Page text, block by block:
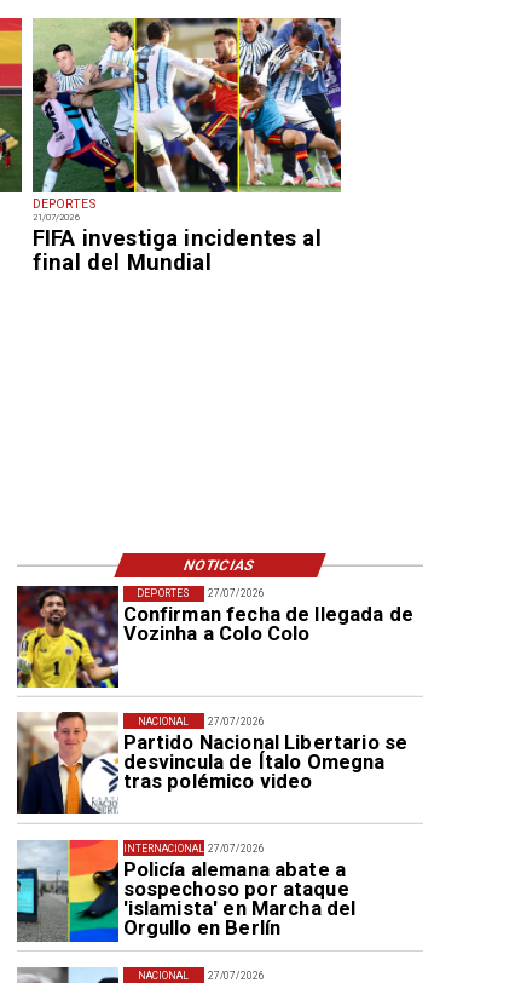
DEPORTES
21/07/2026
FIFA investiga incidentes al
final del Mundial
27/07/2026
Confirman fecha de llegada de
Vozinha a Colo Colo
DEPORTES
27/07/2026
Partido Nacional Libertario se
desvincula de Ítalo Omegna
tras polémico video
NACIONAL
27/07/2026
Policía alemana abate a
sospechoso por ataque
'islamista' en Marcha del
Orgullo en Berlín
INTERNACIONAL
27/07/2026
NACIONAL
NOTICIAS